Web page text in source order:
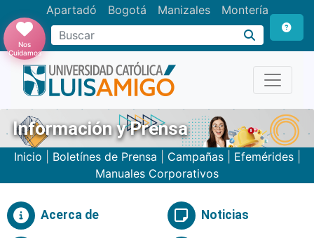
Apartadó Bogotá Manizales Montería
Buscar
Nos
Cuidamos
Información y Prensa
Inicio Boletínes de Prensa Campañas Efemérides
Manuales Corporativos
Acerca de Noticias